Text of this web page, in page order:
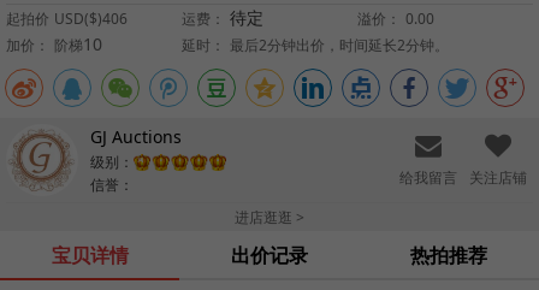
起拍价 USD($)406 运费： 待定 溢价： 0.00
加价： 阶梯10 延时： 最后2分钟出价，时间延长2分钟。
GJ Auctions
级别：
信誉：
给我留言
关注店铺
进店逛逛 >
宝贝详情 出价记录 热拍推荐